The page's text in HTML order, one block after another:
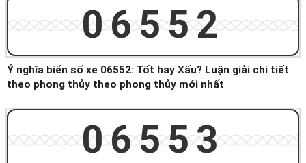
06552
Ý nghĩa biển số xe 06552: Tốt hay Xấu? Luận giải chi tiết
theo phong thủy theo phong thủy mới nhất
06553